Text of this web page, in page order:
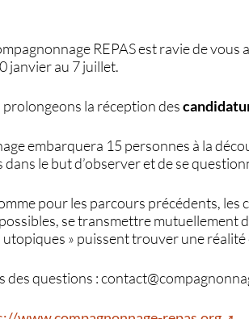
REPAS est ravie de
janvier au 7 juillet.
prolongeons la réception des
embarquera 15 personnes à la
le but d’observer et de se
pour les parcours précédents, les
se transmettre mutuellement
utopiques » puissent trouver une
des questions :